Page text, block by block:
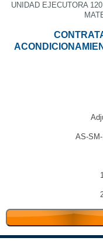
UNIDAD EJECUTORA
AS-